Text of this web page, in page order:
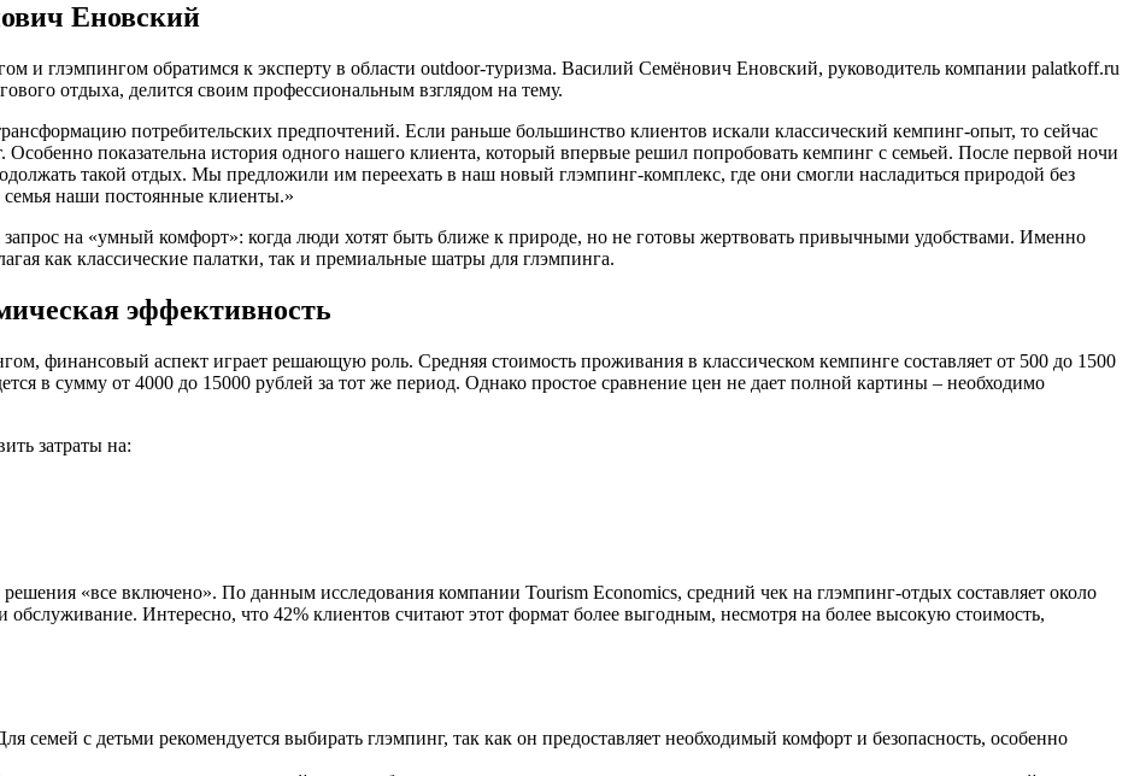
Еновский
и глэмпингом обратимся к эксперту в области outdoor-туризма. Василий Семёнович Еновский, руководитель компании palatkoff.ru
отдыха, делится своим профессиональным взглядом на тему.
потребительских предпочтений. Если раньше большинство клиентов искали классический кемпинг-опыт, то сейчас
показательна история одного нашего клиента, который впервые решил попробовать кемпинг с семьей. После первой ночи
такой отдых. Мы предложили им переехать в наш новый глэмпинг-комплекс, где они смогли насладиться природой без
семья наши постоянные клиенты.»
на «умный комфорт»: когда люди хотят быть ближе к природе, но не готовы жертвовать привычными удобствами. Именно
как классические палатки, так и премиальные шатры для глэмпинга.
эффективность
финансовый аспект играет решающую роль. Средняя стоимость проживания в классическом кемпинге составляет от 500 до 1500
в сумму от 4000 до 15000 рублей за тот же период. Однако простое сравнение цен не дает полной картины – необходимо
затраты на:
«все включено». По данным исследования компании Tourism Economics, средний чек на глэмпинг-отдых составляет около
обслуживание. Интересно, что 42% клиентов считают этот формат более выгодным, несмотря на более высокую стоимость,
семей с детьми рекомендуется выбирать глэмпинг, так как он предоставляет необходимый комфорт и безопасность, особенно